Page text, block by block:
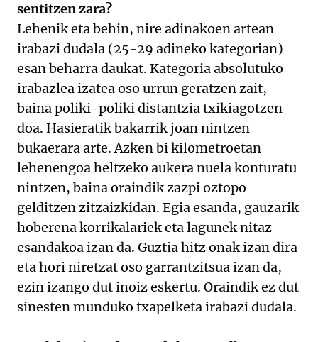
sentitzen zara?
Lehenik eta behin, nire adinakoen artean
irabazi dudala (25-29 adineko kategorian)
esan beharra daukat. Kategoria absolutuko
irabazlea izatea oso urrun geratzen zait,
baina poliki-poliki distantzia txikiagotzen
doa. Hasieratik bakarrik joan nintzen
bukaerara arte. Azken bi kilometroetan
lehenengoa heltzeko aukera nuela konturatu
nintzen, baina oraindik zazpi oztopo
gelditzen zitzaizkidan. Egia esanda, gauzarik
hoberena korrikalariek eta lagunek nitaz
esandakoa izan da. Guztia hitz onak izan dira
eta hori niretzat oso garrantzitsua izan da,
ezin izango dut inoiz eskertu. Oraindik ez dut
sinesten munduko txapelketa irabazi dudala.